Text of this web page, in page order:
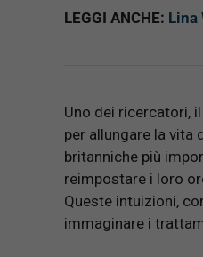
LEGGI ANCHE: Lina
Uno dei ricercatori,
per allungare la vita
britanniche più
reimpostare i loro
Queste intuizioni,
immaginare i